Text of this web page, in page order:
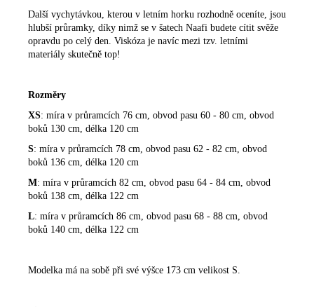
Další vychytávkou, kterou v letním horku rozhodně oceníte, jsou
hlubší průramky, díky nimž se v šatech Naafi budete cítit svěže
opravdu po celý den. Viskóza je navíc mezi tzv. letními
materiály skutečně top!
Rozměry
XS: míra v průramcích 76 cm, obvod pasu 60 - 80 cm, obvod
boků 130 cm, délka 120 cm
S: míra v průramcích 78 cm, obvod pasu 62 - 82 cm, obvod
boků 136 cm, délka 120 cm
M: míra v průramcích 82 cm, obvod pasu 64 - 84 cm, obvod
boků 138 cm, délka 122 cm
L: míra v průramcích 86 cm, obvod pasu 68 - 88 cm, obvod
boků 140 cm, délka 122 cm
Modelka má na sobě při své výšce 173 cm velikost S.